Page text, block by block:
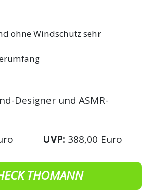
ohne Windschutz sehr
Designer und ASMR-
UVP: 388,00 Euro
THOMANN